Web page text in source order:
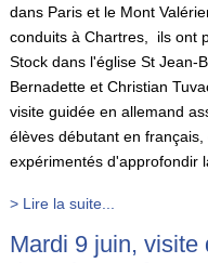
dans Paris et le Mont
conduits à Chartres, ils ont
Stock dans l'église St Jean-
Bernadette et Christian
visite guidée en allemand
élèves débutant en
expérimentés d'approfondir
> Lire la suite...
Mardi 9 juin,